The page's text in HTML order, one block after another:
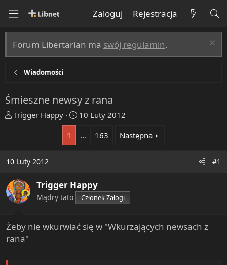
Zaloguj Rejestracja
Forum Libertarian ma swój regulamin.
Wiadomości
Śmieszne newsy z rana
T
a
d
s
t
a
e
r
Trigger Happy
R
z
ę
10 Luty 2012
1
… 163 Następna
10 Luty 2012 #1
Trigger Happy
Mądry tato Członek Załogi
Żeby nie wkurwiać się w "Wkurzających newsach z
rana"